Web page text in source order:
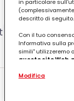
TEMPO DI
1 ora e
in particolare
descritto di seguito.
Con il tuo
Informativa sulla
simili" utilizzeremo
questo sito
.
(rispettivamente
terzi, conservare
Modifica